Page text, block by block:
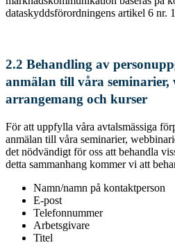
dataskyddsförordningens artikel 6 nr.
2.2 Behandling av
anmälan till våra seminarier,
arrangemang och kurser
För att uppfylla våra avtalsmässiga
anmälan till våra seminarier,
det nödvändigt för oss att behandla
detta sammanhang kommer vi att
Namn/namn på kontaktperson
E-post
Telefonnummer
Arbetsgivare
Titel